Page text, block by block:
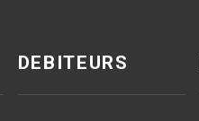
DEBITEURS